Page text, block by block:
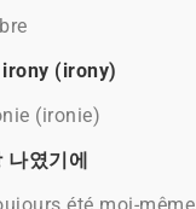
(irony)
(ironie)
나였기에